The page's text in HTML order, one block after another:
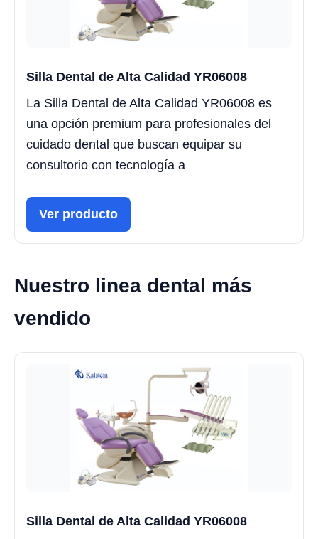
Silla Dental de Alta Calidad YR06008
La Silla Dental de Alta Calidad YR06008 es
una opción premium para profesionales del
cuidado dental que buscan equipar su
consultorio con tecnología a
Ver producto
Nuestro linea dental más
vendido
Silla Dental de Alta Calidad YR06008